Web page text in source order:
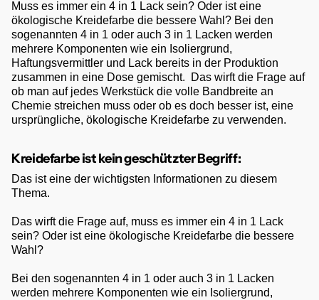
Muss es immer ein 4 in 1 Lack sein? Oder ist eine
ökologische Kreidefarbe die bessere Wahl? Bei den
sogenannten 4 in 1 oder auch 3 in 1 Lacken werden
mehrere Komponenten wie ein Isoliergrund,
Haftungsvermittler und Lack bereits in der Produktion
zusammen in eine Dose gemischt. Das wirft die Frage auf
ob man auf jedes Werkstück die volle Bandbreite an
Chemie streichen muss oder ob es doch besser ist, eine
ursprüngliche, ökologische Kreidefarbe zu verwenden.
Kreidefarbe ist kein geschützter Begriff:
Das ist eine der wichtigsten Informationen zu diesem
Thema.
Das wirft die Frage auf, muss es immer ein 4 in 1 Lack
sein? Oder ist eine ökologische Kreidefarbe die bessere
Wahl?
Bei den sogenannten 4 in 1 oder auch 3 in 1 Lacken
werden mehrere Komponenten wie ein Isoliergrund,